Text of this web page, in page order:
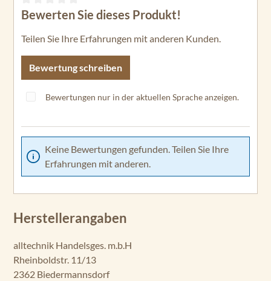
Durchschnittliche Bewertung von 0 von 5 Sternen
Bewerten Sie dieses Produkt!
Teilen Sie Ihre Erfahrungen mit anderen Kunden.
Bewertung schreiben
Bewertungen nur in der aktuellen Sprache anzeigen.
Keine Bewertungen gefunden. Teilen Sie Ihre
Erfahrungen mit anderen.
Herstellerangaben
alltechnik Handelsges. m.b.H
Rheinboldstr. 11/13
2362 Biedermannsdorf